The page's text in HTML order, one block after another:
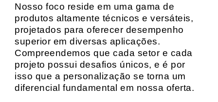
Nosso foco reside em uma gama de
produtos altamente técnicos e versáteis,
projetados para oferecer desempenho
superior em diversas aplicações.
Compreendemos que cada setor e cada
projeto possui desafios únicos, e é por
isso que a personalização se torna um
diferencial fundamental em nossa oferta.